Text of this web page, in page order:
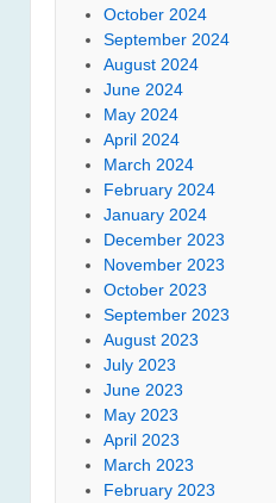
October 2024
September 2024
August 2024
June 2024
May 2024
April 2024
March 2024
February 2024
January 2024
December 2023
November 2023
October 2023
September 2023
August 2023
July 2023
June 2023
May 2023
April 2023
March 2023
February 2023